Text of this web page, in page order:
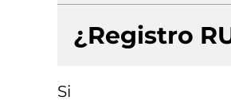
¿Registro
Si